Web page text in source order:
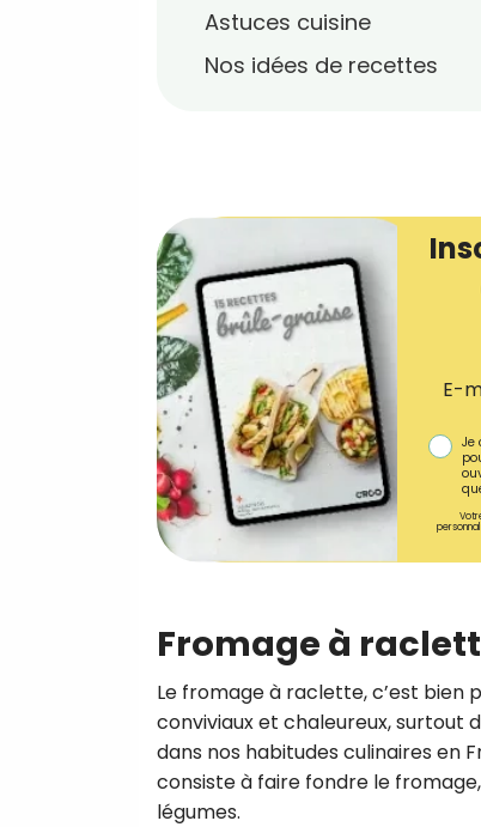
Astuces cuisine
Nos idées de recettes
E-
Je
Fromage à
Le fromage à raclette, c’est bien
conviviaux et chaleureux, surtout
dans nos habitudes culinaires en
consiste à faire fondre le
légumes.